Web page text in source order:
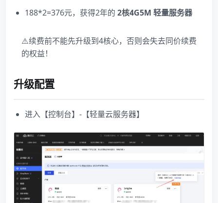
188*2=376元，获得2年的2核4G5M 轻量服务器
⚠️续费前不能先升级到4核心，否则会失去同价续费
的权益！
升级配置
进入【控制台】-【轻量云服务器】